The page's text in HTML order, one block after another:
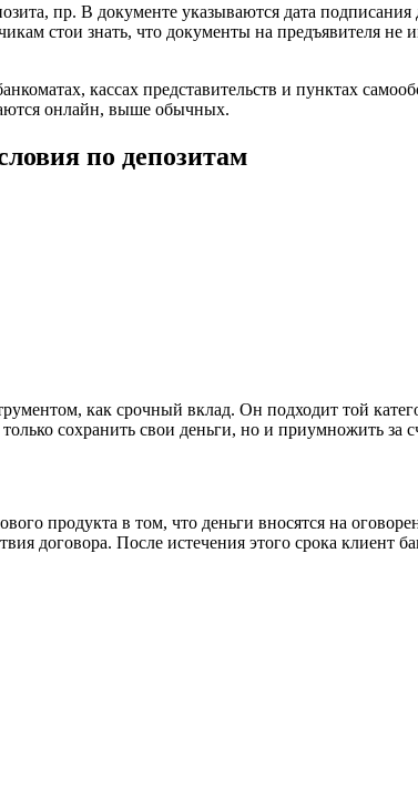
пр. В документе указываются дата
стои знать, что документы на предъявителя
кассах представительств и пунктах
онлайн, выше обычных.
по депозитам
как срочный вклад. Он подходит той
сохранить свои деньги, но и приумножить за
продукта в том, что деньги вносятся на
договора. После истечения этого срока клиент